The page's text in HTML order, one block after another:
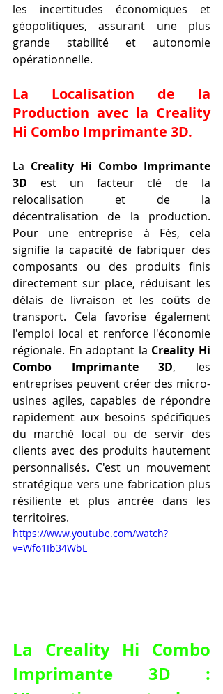
les incertitudes économiques et
géopolitiques, assurant une plus
grande stabilité et autonomie
opérationnelle.
La Localisation de la
Production avec la Creality
Hi Combo Imprimante 3D.
La Creality Hi Combo Imprimante
3D est un facteur clé de la
relocalisation et de la
décentralisation de la production.
Pour une entreprise à Fès, cela
signifie la capacité de fabriquer des
composants ou des produits finis
directement sur place, réduisant les
délais de livraison et les coûts de
transport. Cela favorise également
l'emploi local et renforce l'économie
régionale. En adoptant la Creality Hi
Combo Imprimante 3D, les
entreprises peuvent créer des micro-
usines agiles, capables de répondre
rapidement aux besoins spécifiques
du marché local ou de servir des
clients avec des produits hautement
personnalisés. C'est un mouvement
stratégique vers une fabrication plus
résiliente et plus ancrée dans les
territoires.
https://www.youtube.com/watch?
v=Wfo1Ib34WbE
La Creality Hi Combo
Imprimante 3D :